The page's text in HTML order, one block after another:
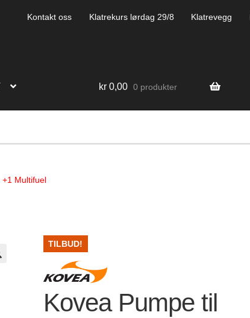
Kontakt oss Klatrekurs lørdag 29/8 Klatrevegg
kr 0,00 0 produkter
+1 Multifuel
TILBUD!
Kovea Pumpe til